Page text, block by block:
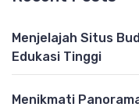
Menjelajah Situs
Edukasi Tinggi
Menikmati